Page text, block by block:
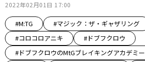
2022年02月01日 17:00
#M:TG
#マジック：ザ・ギャザリング
#コロコロアニキ
#ドブフクロウ
#ドブフクロウのMtGブレイキングアカデミー